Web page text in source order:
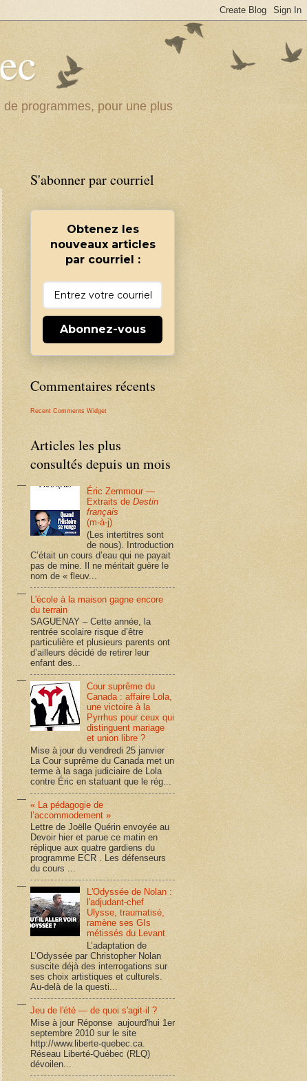
programmes, pour une plus
S'abonner par courriel
Obtenez les
nouveaux articles
par courriel :
Abonnez-vous
Commentaires récents
Recent Comments Widget
Articles les plus
consultés depuis un mois
Éric Zemmour —
Extraits deDestin
français
(m-à-j)
(Les intertitres sont
de nous). Introduction
C’était un cours d’eau qui ne payait
pas de mine. Il ne méritait guère le
nom de « fleuv...
L'école à la maison gagne encore
du terrain
SAGUENAY – Cette année, la
rentrée scolaire risque d’être
particulière et plusieurs parents ont
d’ailleurs décidé de retirer leur
enfant des...
Cour suprême du
Canada : affaire Lola,
une victoire à la
Pyrrhus pour ceux qui
distinguent mariage
et union libre ?
Mise à jour du vendredi 25 janvier
La Cour suprême du Canada met un
terme à la saga judiciaire de Lola
contre Éric en statuant que le rég...
« La pédagogie de
l’accommodement »
Lettre de Joëlle Quérin envoyée au
Devoir hier et parue ce matin en
réplique aux quatre gardiens du
programme ECR . Les défenseurs
du cours ...
L'Odyssée de Nolan :
l'adjudant-chef
Ulysse, traumatisé,
ramène ses GIs
métissés du Levant
L’adaptation de
L’Odyssée par Christopher Nolan
suscite déjà des interrogations sur
ses choix artistiques et culturels.
Au-delà de la questi...
Jeu de l'été — de quoi s'agit-il ?
Mise à jour Réponse aujourd'hui 1er
septembre 2010 sur le site
http://www.liberte-quebec.ca.
Réseau Liberté-Québec (RLQ)
dévoilen...